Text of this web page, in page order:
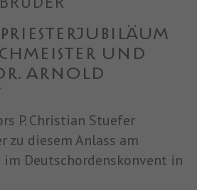
und
Arnold
P. Christian Stuefer
zu diesem Anlass am
im Deutschordenskonvent in